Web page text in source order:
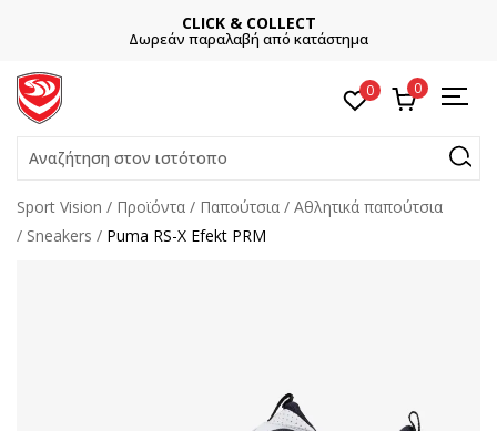
CLICK & COLLECT
Δωρεάν παραλαβή από κατάστημα
0 0
Αναζήτηση στον ιστότοπο
Sport Vision Προϊόντα Παπούτσια
Αθλητικά παπούτσια
Sneakers
Puma RS-X Efekt PRM